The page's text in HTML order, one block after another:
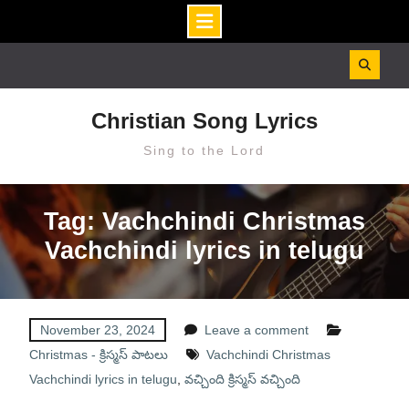
Christian Song Lyrics
Sing to the Lord
Tag: Vachchindi Christmas
Vachchindi lyrics in telugu
November 23, 2024
Leave a comment
Christmas - క్రిస్మస్ పాటలు
Vachchindi Christmas
Vachchindi lyrics in telugu వచ్చింది క్రిస్మస్ వచ్చింది